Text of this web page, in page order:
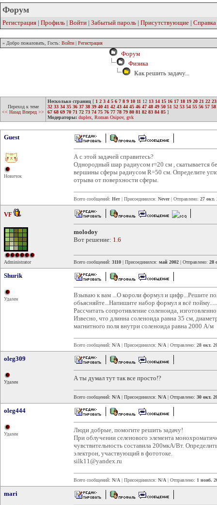
Форум
Регистрация | Профиль | Войти | Забытый пароль | Присутствующие | Справка
» Добро пожаловать, Гость: Войти | Регистрация
Форум
Физика
Как решить задачу...
Переход к теме
<< Назад Вперед >>
Несколько страниц [ 1 2 3 4 5 6 7 8 9 10 11 12 13 14 15 16 17 18 19 20 21 22 23
32 33 34 35 36 37 38 39 40 41 42 43 44 45 46 47 48 49 50 51 52 53 54 55 56 57 58
67 68 69 70 71 72 73 74 75 76 77 78 79 80 81 82 83 84 85 ]
Модераторы: duplex Roman Osipov, gvk
Guest
Новичок
А с этой задачей справитесь?
Однородный шар радиусом r=20 см , скатывается
вершины сферы радиусом R=50 см. Определите
отрыва от поверхности сферы.
Всего сообщений: Нет | Присоединился: Never| Отправлено: 27 окт.
VF
Administrator
molodoy
Вот решение: 1.6
Всего сообщений: 3110 | Присоединился: май 2002 | Отправлено: 28
Shurik
Удален
Взываю к вам ...О короли формул и цифр...Решите
обьясняйте...Напишите набор формул я всё
Рассчитать сопротивление соленоида,
Извесно, что длинна соленоида равна 35 см,
магнитного поля внутри соленоида равна 2000 А/м
Всего сообщений: N/A | Присоединился: N/A | Отправлено: 28 окт.
oleg309
Удален
А ты думал тут так все просто!?
Всего сообщений: N/A | Присоединился: N/A | Отправлено: 30 окт.
oleg444
Удален
Люди добрые, помогите решить задачу!
При облучении селенового элемента
чувствительность составила 200мкА/Вт.
электрон, участвующий в фототоке.
silk11@yandex.ru
Всего сообщений: N/A | Присоединился: N/A | Отправлено: 1 нояб.
mari